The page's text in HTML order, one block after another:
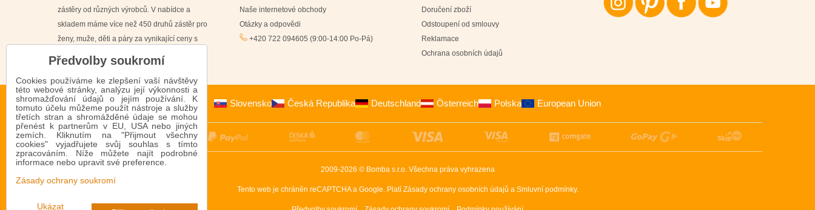
zástěry od různých výrobců. V nabídce a
skladem máme více než 450 druhů zástěr pro
ženy, muže, děti a páry za vynikající ceny s
Naše internetové obchody
Otázky a odpovědi
+420 722 094605 (9:00-14:00 Po-Pá)
Doručení zboží
Odstoupení od smlouvy
Reklamace
Ochrana osobních údajů
Slovensko Česká Republika Deutschland Österreich Polska European Union
2009-2026 © Bomba s.r.o. Všechna práva vyhrazena
Tento web je chráněn reCAPTCHA a Google. Platí Zásady ochrany osobních údajů a Smluvní podmínky.
Předvolby soukromí
Cookies používáme ke zlepšení vaší návštěvy
této webové stránky, analýzu její výkonnosti a
shromažďování údajů o jejím používání. K
tomuto účelu můžeme použít nástroje a služby
třetích stran a shromážděné údaje se mohou
přenést k partnerům v EU, USA nebo jiných
zemích. Kliknutím na "Přijmout všechny
cookies" vyjadřujete svůj souhlas s tímto
zpracováním. Níže můžete najít podrobné
informace nebo upravit své preference.
Zásady ochrany soukromí
Ukázat